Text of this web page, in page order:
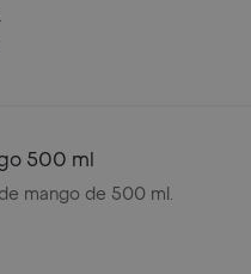
500 ml
mango de 500 ml.